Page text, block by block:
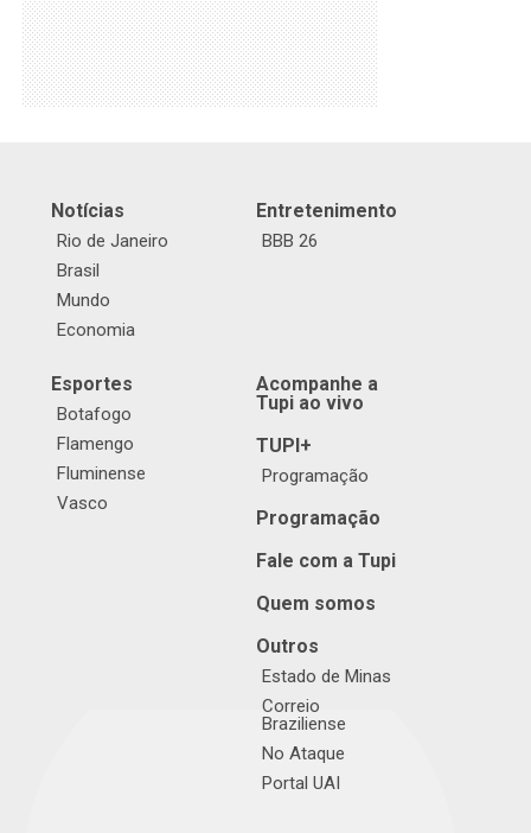
Notícias
Rio de Janeiro
Brasil
Mundo
Economia
Entretenimento
BBB 26
Esportes
Botafogo
Flamengo
Fluminense
Vasco
Acompanhe a
Tupi ao vivo
TUPI+
Programação
Programação
Fale com a Tupi
Quem somos
Outros
Estado de Minas
Correio
Braziliense
No Ataque
Portal UAI